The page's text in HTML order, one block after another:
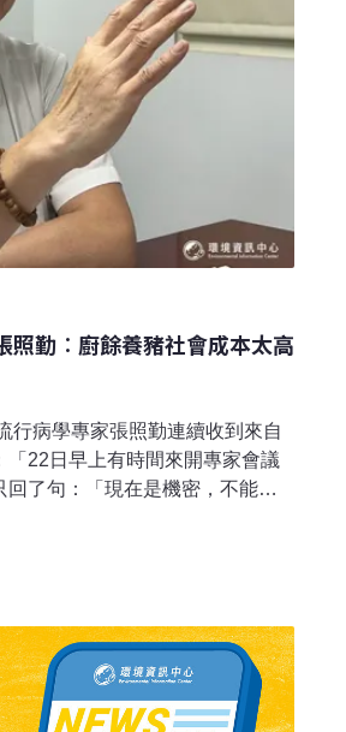
照勤︰廚餘養豬社會成本太高
行病學專家張照勤連續收到來自
22日早上有時間來開專家會議
了句：「現在是機密，不能
加入中央疫調小組，與30多名
、豬隻與人員出入、廚餘流向
。事件看似落幕，但張照勤接受
還沒完——台灣要提供檢測資料
）重新申請非疫區資格。他坦
廚餘養豬「是最好的方向」。